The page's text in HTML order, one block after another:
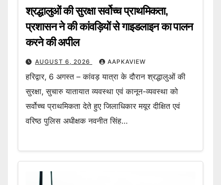
श्रद्धालुओं की सुरक्षा सर्वोच्च प्राथमिकता,
प्रशासन ने की कांवड़ियों से गाइडलाइन का पालन
करने की अपील
AUGUST 6, 2026 AAPKAVIEW
हरिद्वार, 6 अगस्त – कांवड़ यात्रा के दौरान श्रद्धालुओं की
सुरक्षा, सुचारु यातायात व्यवस्था एवं कानून-व्यवस्था को
सर्वोच्च प्राथमिकता देते हुए जिलाधिकार मयूर दीक्षित एवं
वरिष्ठ पुलिस अधीक्षक नवनीत सिंह…